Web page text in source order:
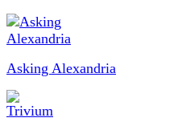
Asking Alexandria